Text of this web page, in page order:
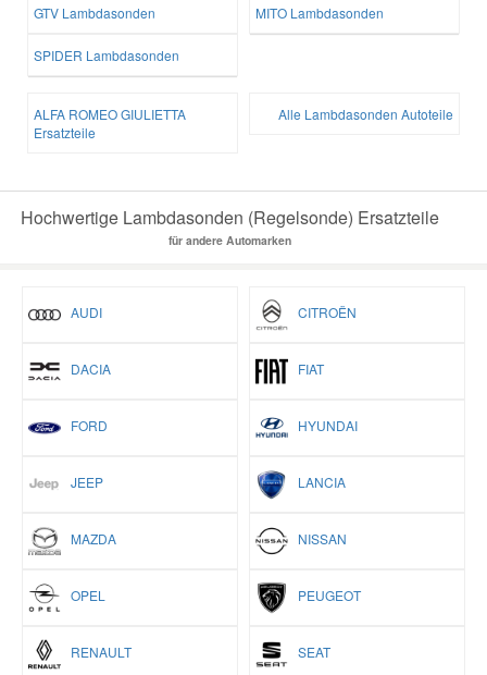
GTV Lambdasonden MITO Lambdasonden
SPIDER Lambdasonden
ALFA ROMEO GIULIETTA
Ersatzteile
Alle Lambdasonden Autoteile
Hochwertige Lambdasonden (Regelsonde) Ersatzteile
für andere Automarken
AUDI CITROËN
DACIA FIAT
FORD HYUNDAI
JEEP LANCIA
MAZDA NISSAN
OPEL PEUGEOT
RENAULT SEAT